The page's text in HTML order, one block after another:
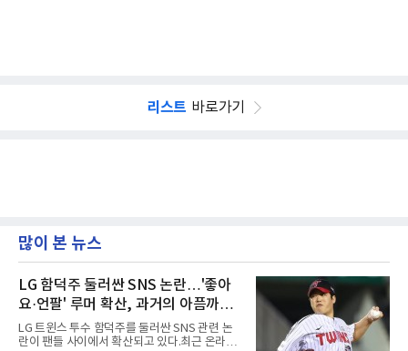
리스트 바로가기
많이 본 뉴스
LG 함덕주 둘러싼 SNS 논란…'좋아
요·언팔' 루머 확산, 과거의 아픔까지
소환됐다
LG 트윈스 투수 함덕주를 둘러싼 SNS 관련 논
란이 팬들 사이에서 확산되고 있다.최근 온라인